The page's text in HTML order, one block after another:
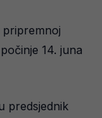
pripremnoj
14. juna
predsjednik